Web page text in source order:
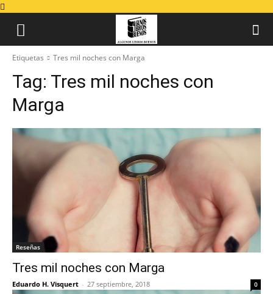
Etiquetas Tres mil noches con Marga
Tag: Tres mil noches con
Marga
Reseñas
Tres mil noches con Marga
Eduardo H. Visquert - 27 septiembre, 2018 0